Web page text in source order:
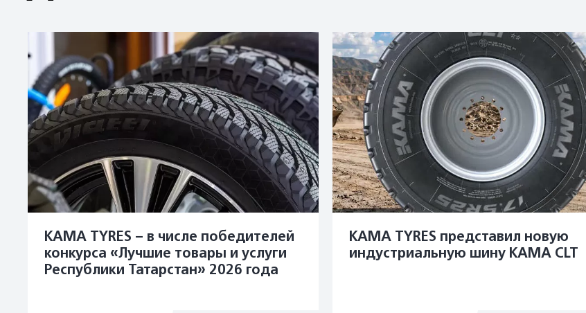
KAMA TYRES – в числе победителей
конкурса «Лучшие товары и услуги
Республики Татарстан» 2026 года
KAMA TYRES представил новую
индустриальную шину KAMA CLT